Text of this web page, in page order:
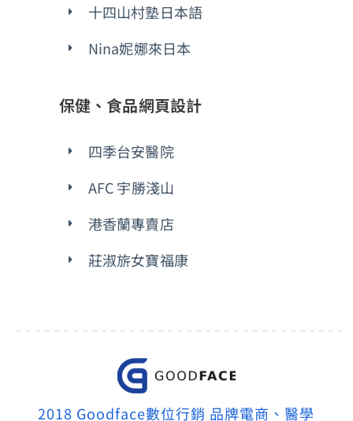
十四山村塾日本語
Nina妮娜來日本
保健、食品網頁設計
四季台安醫院
AFC 宇勝淺山
港香蘭專賣店
莊淑旂女寶福康
2018 Goodface數位行銷 品牌電商、醫學